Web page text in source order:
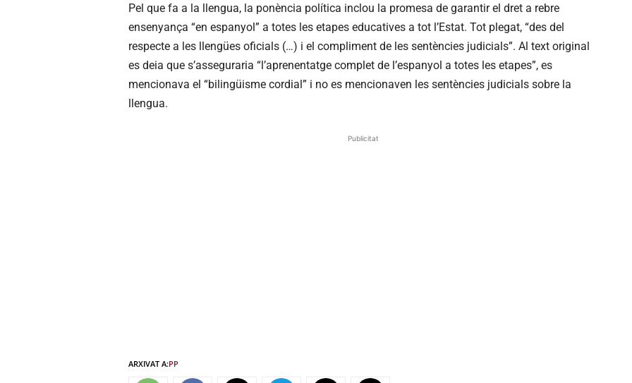
Pel que fa a la llengua, la ponència política inclou la promesa de garantir el dret a rebre
ensenyança “en espanyol” a totes les etapes educatives a tot l’Estat. Tot plegat, “des del
respecte a les llengües oficials (…) i el compliment de les sentències judicials”. Al text original
es deia que s’asseguraria “l’aprenentatge complet de l’espanyol a totes les etapes”, es
mencionava el “bilingüisme cordial” i no es mencionaven les sentències judicials sobre la
llengua.
Publicitat
ARXIVAT A:PP